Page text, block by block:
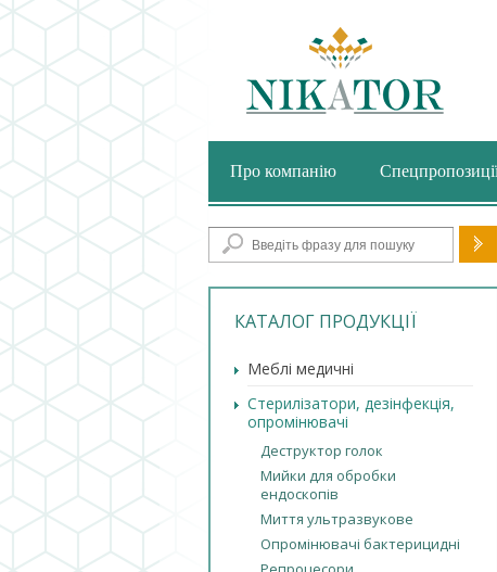
Про компанію
КАТАЛОГ ПРОДУКЦІЇ
Меблі медичні
Стерилізатори, дезінфекція,
опромінювачі
Деструктор голок
Мийки для обробки
ендоскопів
Миття ультразвукове
Опромінювачі бактерицидні